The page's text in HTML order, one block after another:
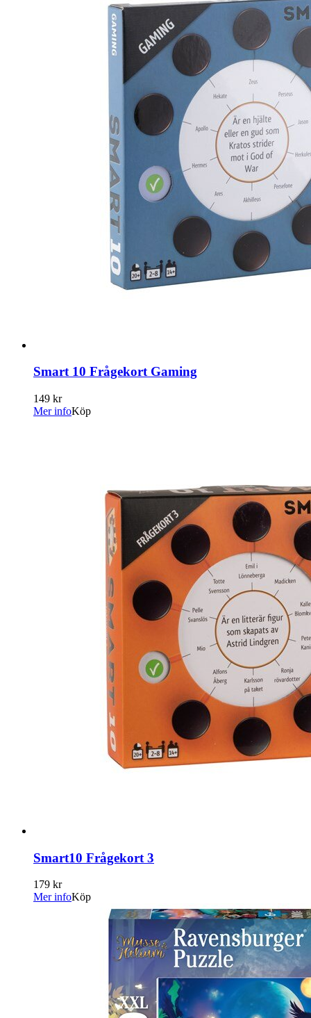
Smart 10 Frågekort Gaming
149 kr
Mer infoKöp
Smart10 Frågekort 3
179 kr
Mer infoKöp